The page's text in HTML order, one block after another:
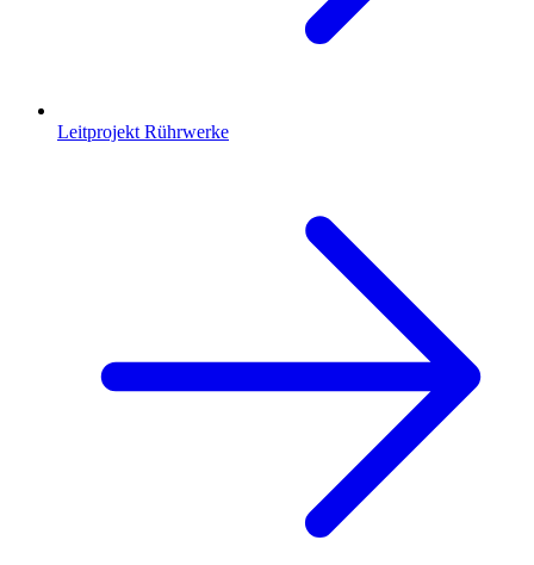
Leitprojekt Rührwerke